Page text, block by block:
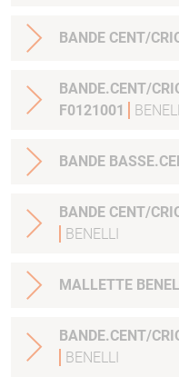
BANDE CENT/
BANDE.CENT/
F0121001
BANDE
BANDE CENT/
BENELLI
MALLETTE
BANDE.CENT/
BENELLI